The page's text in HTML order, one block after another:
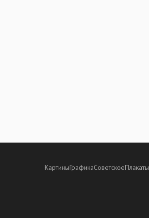
КартиныГрафикаСоветскоеПлакаты